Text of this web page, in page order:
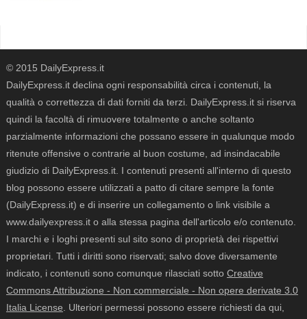
© 2015 DailyExpress.it
DailyExpress.it declina ogni responsabilità circa i contenuti, la
qualità o correttezza di dati forniti da terzi. DailyExpress.it si riserva
quindi la facoltà di rimuovere totalmente o anche soltanto
parzialmente informazioni che possano essere in qualunque modo
ritenute offensive o contrarie al buon costume, ad insindacabile
giudizio di DailyExpress.it. I contenuti presenti all'interno di questo
blog possono essere utilizzati a patto di citare sempre la fonte
(DailyExpress.it) e di inserire un collegamento o link visibile a
www.dailyexpress.it o alla stessa pagina dell'articolo e/o contenuto.
I marchi e i loghi presenti sul sito sono di proprietà dei rispettivi
proprietari. Tutti i diritti sono riservati; salvo dove diversamente
indicato, i contenuti sono comunque rilasciati sotto Creative
Commons Attribuzione - Non commerciale - Non opere derivate 3.0
Italia License. Ulteriori permessi possono essere richiesti da qui,